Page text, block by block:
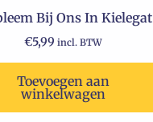
Bij Ons In Kielegat
€5,99 incl. BTW
Toevoegen aan
winkelwagen